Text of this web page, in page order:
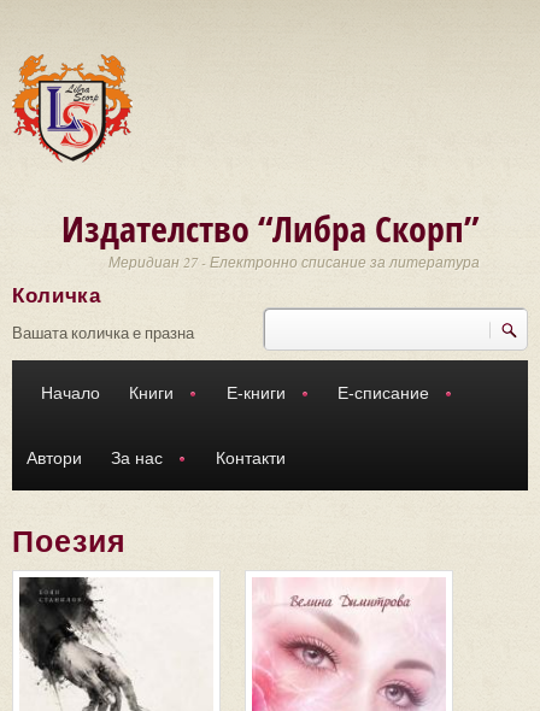
Издателство “Либра Скорп”
Меридиан 27 - Електронно списание за литература
Търси
Количка
Вашата количка е празна
Начало Книги Е-книги Е-списание
Автори За нас Контакти
Поезия
Страници